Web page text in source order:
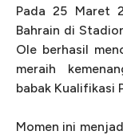
Pada 25 Maret
Bahrain di
Ole berhasil
meraih
babak Kualifikasi
Momen ini